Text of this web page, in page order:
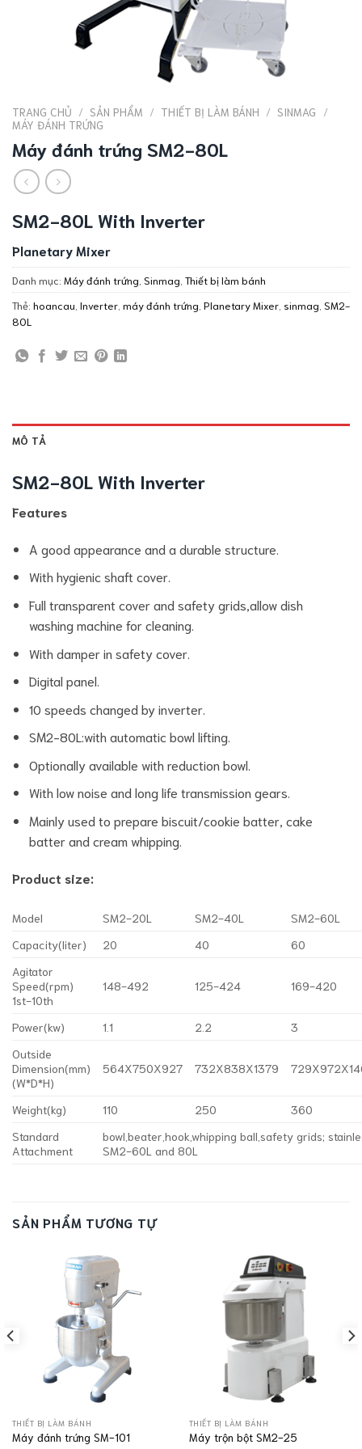
TRANG CHỦ / SẢN PHẨM / THIẾT BỊ LÀM BÁNH / SINMAG
/
MÁY ĐÁNH TRỨNG
Máy đánh trứng SM2-80L
SM2-80L With Inverter
Planetary Mixer
Danh mục: Máy đánh trứng Sinmag Thiết bị làm bánh
Thẻ: hoancau Inverter máy đánh trứng Planetary Mixer sinmag SM2-
80L
MÔ TẢ
SM2-80L With Inverter
Features
A good appearance and a durable structure.
With hygienic shaft cover.
Full transparent cover and safety grids,allow dish
washing machine for cleaning.
With damper in safety cover.
Digital panel.
10 speeds changed by inverter.
SM2-80L:with automatic bowl lifting.
Optionally available with reduction bowl.
With low noise and long life transmission gears.
Mainly used to prepare biscuit/cookie batter, cake
batter and cream whipping.
Product size:
Model SM2-20L SM2-40L
SM2-60L
Capacity(liter)
20 40
60
Agitator
Speed(rpm)
1st-10th
148-492 125-424 169-420
Power(kw) 1.1 2.2
3
Outside
Dimension(mm)
(W*D*H)
564X750X927 732X838X1379
Weight(kg) 110 250
360
Standard
Attachment
bowl,beater,hook,whipping ball,safety grids;
SM2-60L and 80L
SẢN PHẨM TƯƠNG TỰ
THIẾT BỊ LÀM BÁNH
Máy đánh trứng SM-101
THIẾT BỊ LÀM BÁNH
Máy trộn bột SM2-25